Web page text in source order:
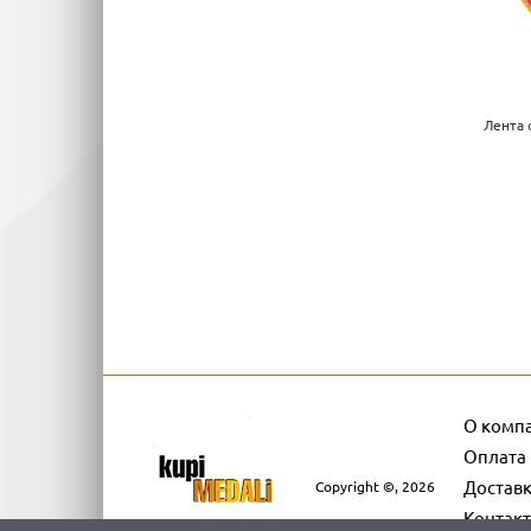
Лента
Copyright ©, 2026
О
Оплата